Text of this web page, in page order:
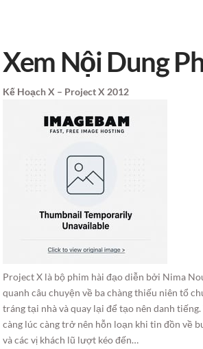
Xem Nội Dung
Kế Hoạch X – Project X 2012
Project X là bộ phim hài đạo diễn bởi Nima
quanh câu chuyện về ba chàng thiếu niên tổ
tráng tại nhà và quay lại để tạo nên danh
càng lúc càng trở nên hỗn loạn khi tin đồn về
và các vị khách lũ lượt kéo đến…